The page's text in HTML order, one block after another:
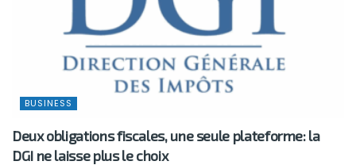
BUSINESS
Deux obligations fiscales, une seule plateforme: la
DGI ne laisse plus le choix